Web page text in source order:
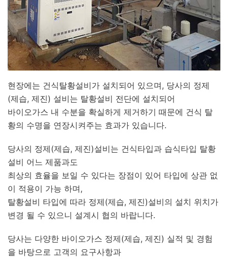
현장에는 건식탈황설비가 설치되어 있으며, 당사의 정제
(제습, 제진) 설비는 탈황설비 전단에 설치되어
바이오가스 내 수분을 확실하게 제거하기 때문에 건식 탈
황의 수명을 연장시켜주는 효과가 있습니다.
당사의 정제(제습, 제진)설비는 건식타입과 습식타입 탈황
설비 어느 제품과도
최상의 효율을 보일 수 있다는 장점이 있어 타입에 상관 없
이 적용이 가능 하며,
탈황설비 타입에 따라 정제(제습, 제진)설비의 설치 위치가
변경 될 수 있으니 설계시 협의 바랍니다.
당사는 다양한 바이오가스 정제(제습, 제진) 실적 및 경험
을 바탕으로 고객의 요구사항과